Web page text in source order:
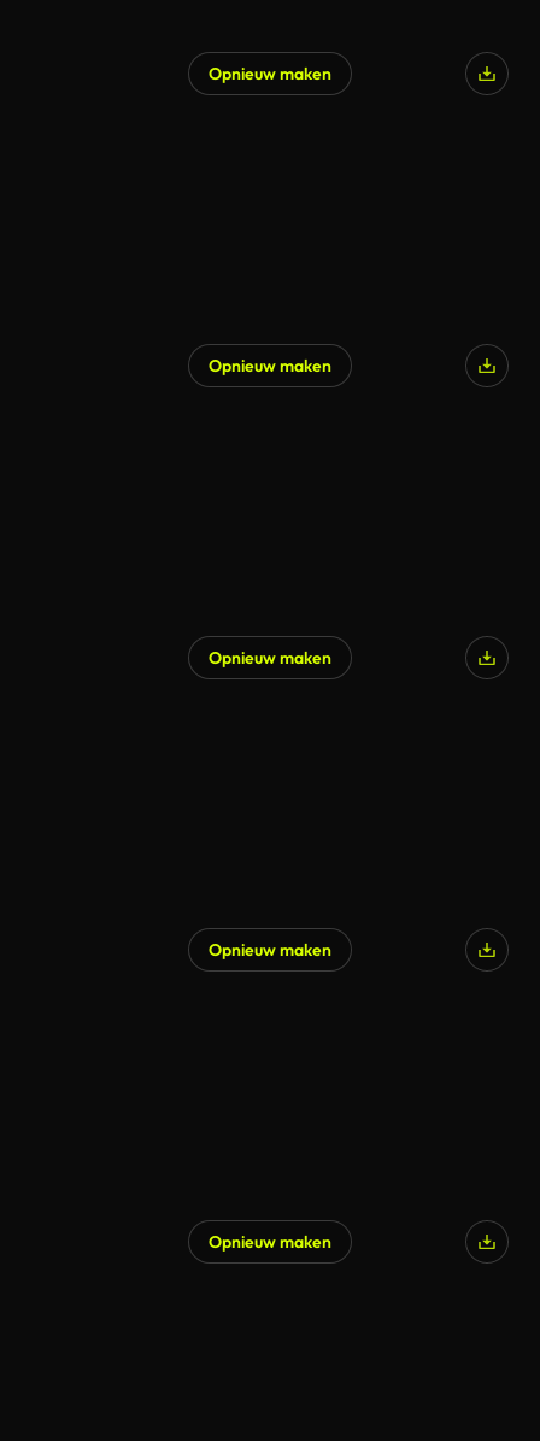
Opnieuw maken
Opnieuw maken
Opnieuw maken
Opnieuw maken
Opnieuw maken